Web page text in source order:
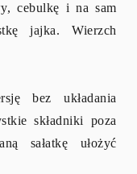
cebulkę i na sam
jajka. Wierzch
bez układania
składniki poza
sałatkę ułożyć